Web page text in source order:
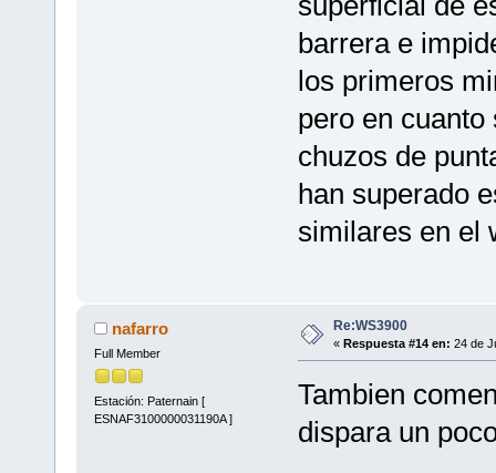
barrera e
los primeros
pero en cuanto
chuzos de
han superado
similares en el
nafarro
Full Member
Estación: Paternain [
ESNAF3100000031190A ]
Re:WS3900
« Respuesta #14 en: 24 de
Tambien
dispara un